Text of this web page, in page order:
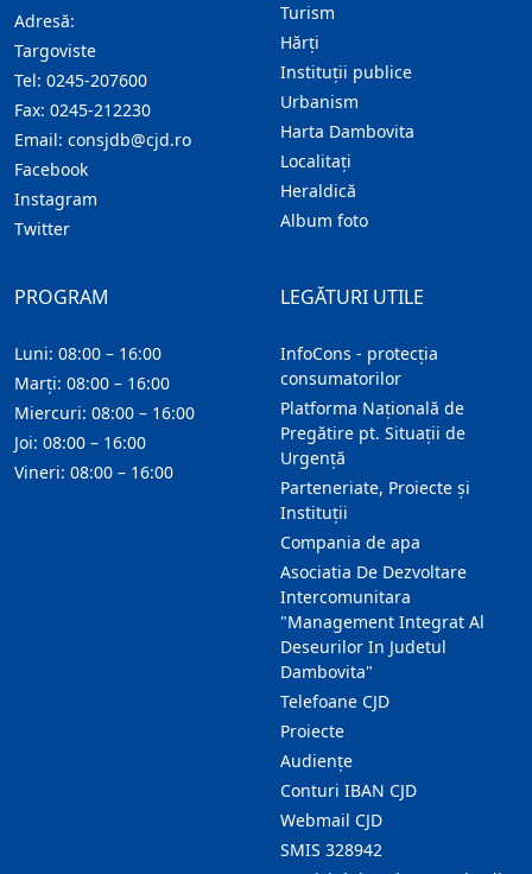
Adresă:
Targoviste
Tel: 0245-207600
Fax: 0245-212230
Email: consjdb@cjd.ro
Facebook
Instagram
Twitter
Turism
Hărţi
Instituţii publice
Urbanism
Harta Dambovita
Localitaţi
Heraldică
Album foto
LEGĂTURI UTILE
InfoCons - protecția
consumatorilor
Platforma Națională de
Pregătire pt. Situații de
Urgență
Parteneriate, Proiecte și
Instituții
Compania de apa
Asociatia De Dezvoltare
Intercomunitara
"Management Integrat Al
Deseurilor In Judetul
Dambovita"
Telefoane CJD
Proiecte
Audienţe
Conturi IBAN CJD
Webmail CJD
SMIS 328942
PROGRAM
Luni: 08:00 – 16:00
Marți: 08:00 – 16:00
Miercuri: 08:00 – 16:00
Joi: 08:00 – 16:00
Vineri: 08:00 – 16:00